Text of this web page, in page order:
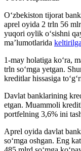
O‘zbekiston tijorat
aprel oyida 2 trln 56
yuqori oylik o‘sishni
ma’lumotlarida
1-may holatiga ko‘ra,
trln so‘mga yetgan.
kreditlar hissasiga
Davlat banklarining
etgan. Muammoli
portfelning 3,6% ini
Aprel oyida davlat
so‘mga oshgan. Eng